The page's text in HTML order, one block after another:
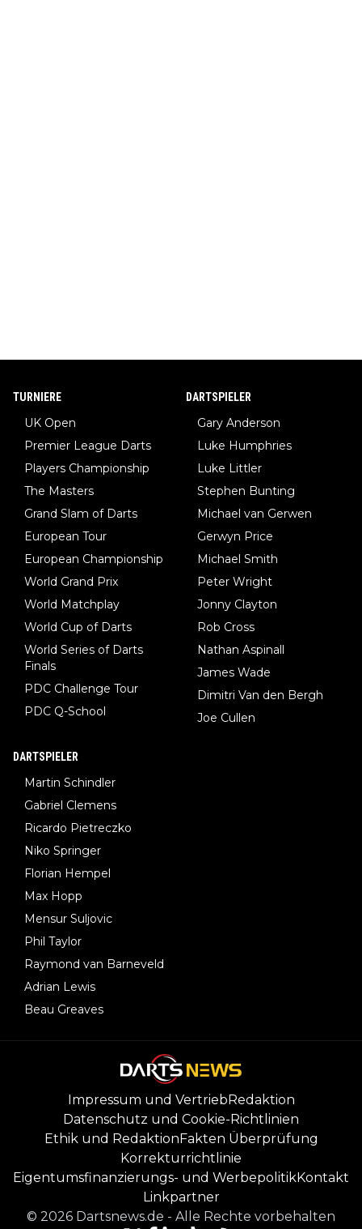
TURNIERE
UK Open
Premier League Darts
Players Championship
The Masters
Grand Slam of Darts
European Tour
European Championship
World Grand Prix
World Matchplay
World Cup of Darts
World Series of Darts
Finals
PDC Challenge Tour
PDC Q-School
DARTSPIELER
Gary Anderson
Luke Humphries
Luke Littler
Stephen Bunting
Michael van Gerwen
Gerwyn Price
Michael Smith
Peter Wright
Jonny Clayton
Rob Cross
Nathan Aspinall
James Wade
Dimitri Van den Bergh
Joe Cullen
DARTSPIELER
Martin Schindler
Gabriel Clemens
Ricardo Pietreczko
Niko Springer
Florian Hempel
Max Hopp
Mensur Suljovic
Phil Taylor
Raymond van Barneveld
Adrian Lewis
Beau Greaves
Impressum und Vertrieb Redaktion
Datenschutz und Cookie-Richtlinien
Ethik und Redaktion Fakten Überprüfung
Korrekturrichtlinie
Eigentumsfinanzierungs- und WerbepolitikKontakt
Linkpartner
© 2026 Dartsnews.de - Alle Rechte vorbehalten